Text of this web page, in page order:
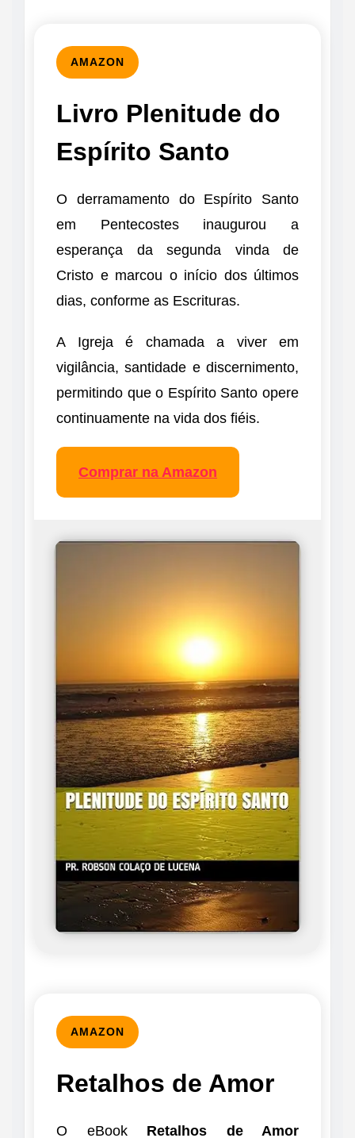
AMAZON
Livro Plenitude do
Espírito Santo
O derramamento do Espírito Santo
em Pentecostes inaugurou a
esperança da segunda vinda de
Cristo e marcou o início dos últimos
dias, conforme as Escrituras.
A Igreja é chamada a viver em
vigilância, santidade e discernimento,
permitindo que o Espírito Santo opere
continuamente na vida dos fiéis.
Comprar na Amazon
AMAZON
Retalhos de Amor
O eBook Retalhos de Amor